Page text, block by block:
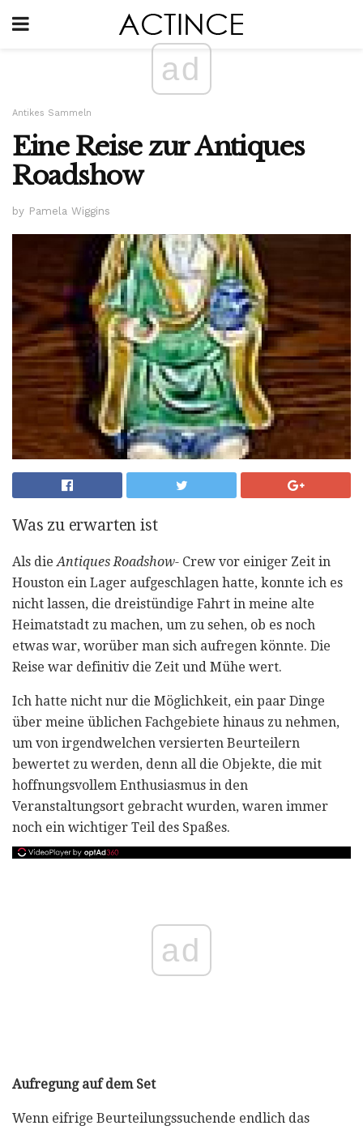
ad
Antikes Sammeln
Eine Reise zur Antiques
Roadshow
by Pamela Wiggins
Was zu erwarten ist
Als dieAntiques Roadshow- Crew vor einiger Zeit in
Houston ein Lager aufgeschlagen hatte, konnte ich es
nicht lassen, die dreistündige Fahrt in meine alte
Heimatstadt zu machen, um zu sehen, ob es noch
etwas war, worüber man sich aufregen könnte. Die
Reise war definitiv die Zeit und Mühe wert.
Ich hatte nicht nur die Möglichkeit, ein paar Dinge
über meine üblichen Fachgebiete hinaus zu nehmen,
um von irgendwelchen versierten Beurteilern
bewertet zu werden, denn all die Objekte, die mit
hoffnungsvollem Enthusiasmus in den
Veranstaltungsort gebracht wurden, waren immer
noch ein wichtiger Teil des Spaßes.
ad
Aufregung auf dem Set
Wenn eifrige Beurteilungssuchende endlich das